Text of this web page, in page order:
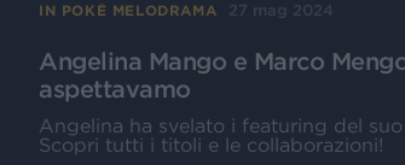
IN POKÉ MELODRAMA 27 mag 2024
Angelina Mango e Marco
aspettavamo
Angelina ha svelato i featuring del
Scopri tutti i titoli e le collaborazioni!